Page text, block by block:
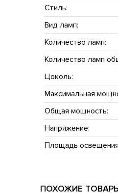
Стиль:
Вид ламп:
Количество ламп:
Количество ламп
Цоколь:
Максимальная
Общая мощность:
Напряжение:
Площадь
ПОХОЖИЕ